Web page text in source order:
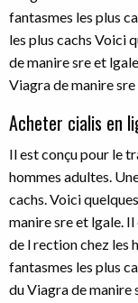
fantasmes les plus
les plus cachs Voici
de manire sre et
Viagra de manire
Acheter cialis en
Il est conçu pour le
hommes adultes.
cachs. Voici
manire sre et lgale.
de l rection chez les
fantasmes les plus
du Viagra de manire